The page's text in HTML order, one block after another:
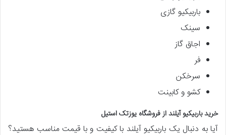
باربیکیو گازی
سینک
اجاق گاز
فر
سرخکن
کشو و کابینت
خرید باربیکیو آیلند از فروشگاه یوزتک استیل
آیا به دنبال یک باربیکیو آیلند با کیفیت و با قیمت مناسب هستید؟